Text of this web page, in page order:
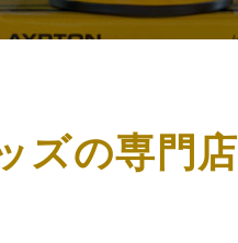
ズの専門店